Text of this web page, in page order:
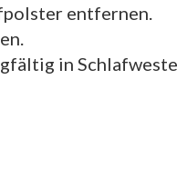
entfernen.
in